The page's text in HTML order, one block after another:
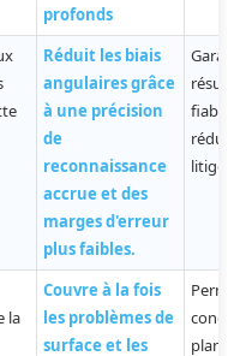
profonds
Réduit les biais
angulaires grâce
à une précision
de
reconnaissance
accrue et des
marges d'erreur
plus faibles.
fiables
réduit
litiges.
la
Couvre à la fois
les problèmes de
surface et les
plans